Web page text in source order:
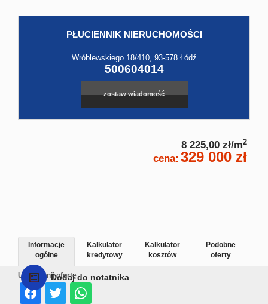
PŁUCIENNIK NIERUCHOMOŚCI
Wróblewskiego 18/410, 93-578 Łódź
500604014
zostaw wiadomość
8 225,00 zł/m2
cena: 329 000 zł
Dodaj do notatnika
Udostępnij ofertę
Informacje
ogólne
Kalkulator
kredytowy
Kalkulator
kosztów
Podobne
oferty